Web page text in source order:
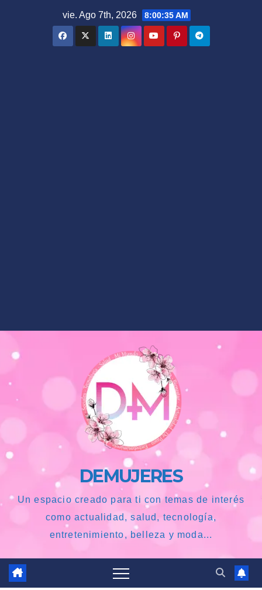
vie. Ago 7th, 2026 8:00:36 AM
DEMUJERES
Un espacio creado para ti con temas de interés
como actualidad, salud, tecnología,
entretenimiento, belleza y moda...